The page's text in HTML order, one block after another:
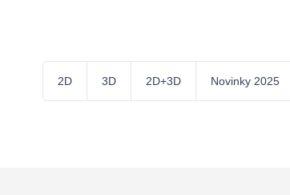
2D 3D 2D+3D Novinky 2025